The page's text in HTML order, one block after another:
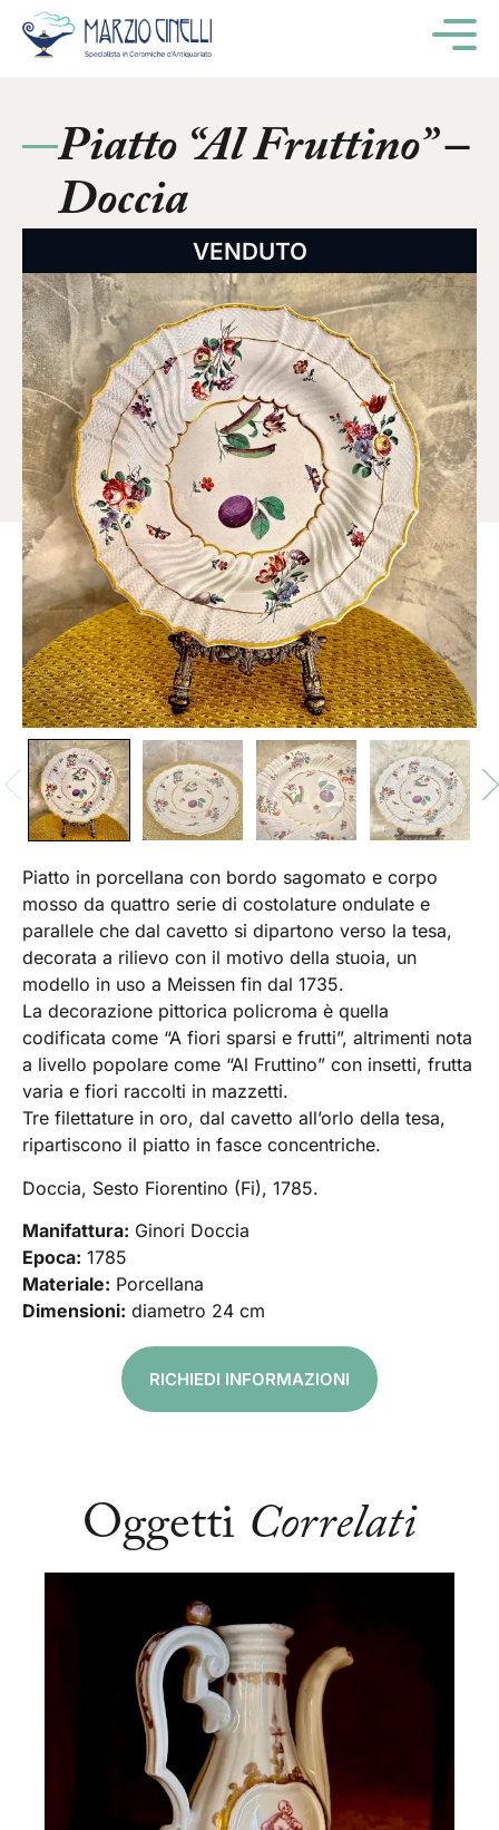
Piatto “Al Fruttino” –
Doccia
VENDUTO
Piatto in porcellana con bordo sagomato e corpo
mosso da quattro serie di costolature ondulate e
parallele che dal cavetto si dipartono verso la tesa,
decorata a rilievo con il motivo della stuoia, un
modello in uso a Meissen fin dal 1735.
La decorazione pittorica policroma è quella
codificata come “A fiori sparsi e frutti”, altrimenti nota
a livello popolare come “Al Fruttino” con insetti, frutta
varia e fiori raccolti in mazzetti.
Tre filettature in oro, dal cavetto all’orlo della tesa,
ripartiscono il piatto in fasce concentriche.
Doccia, Sesto Fiorentino (Fi), 1785.
Manifattura: Ginori Doccia
Epoca: 1785
Materiale: Porcellana
Dimensioni: diametro 24 cm
RICHIEDI INFORMAZIONI
Oggetti Correlati